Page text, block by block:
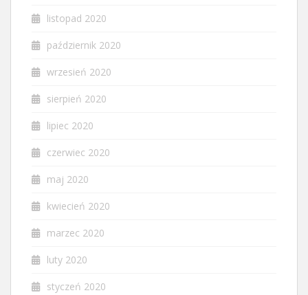
listopad 2020
październik 2020
wrzesień 2020
sierpień 2020
lipiec 2020
czerwiec 2020
maj 2020
kwiecień 2020
marzec 2020
luty 2020
styczeń 2020